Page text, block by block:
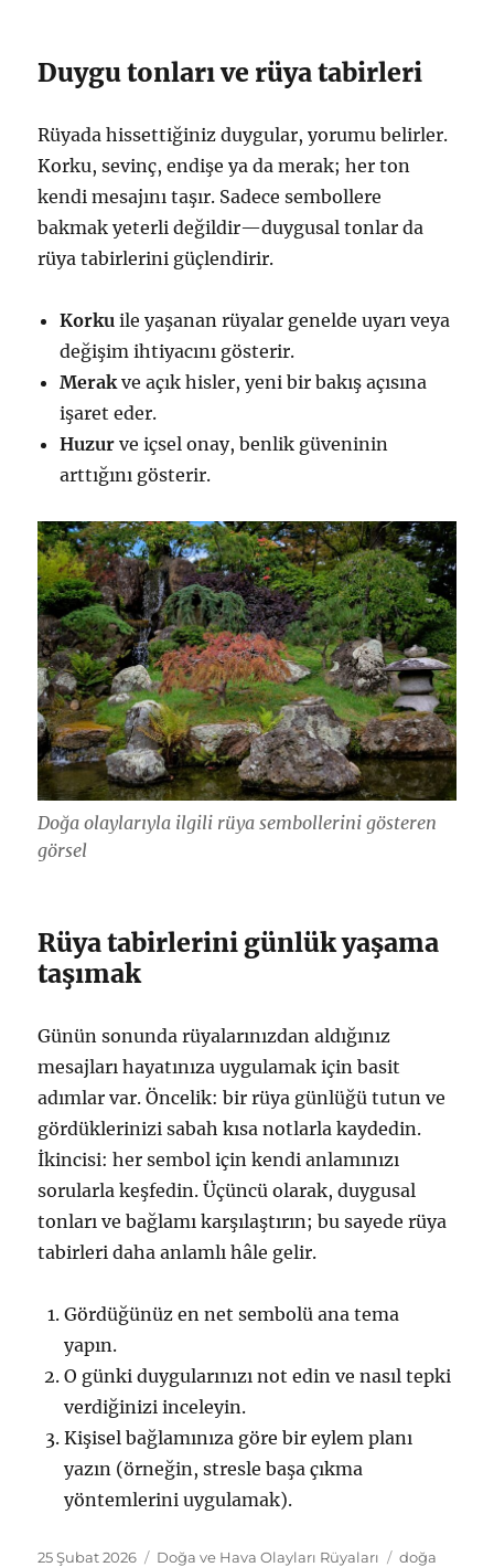
Duygu tonları ve rüya tabirleri
Rüyada hissettiğiniz duygular, yorumu belirler.
Korku, sevinç, endişe ya da merak; her ton
kendi mesajını taşır. Sadece sembollere
bakmak yeterli değildir—duygusal tonlar da
rüya tabirlerini güçlendirir.
Korku ile yaşanan rüyalar genelde uyarı veya
değişim ihtiyacını gösterir.
Merak ve açık hisler, yeni bir bakış açısına
işaret eder.
Huzur ve içsel onay, benlik güveninin
arttığını gösterir.
Doğa olaylarıyla ilgili rüya sembollerini gösteren
görsel
Rüya tabirlerini günlük yaşama
taşımak
Günün sonunda rüyalarınızdan aldığınız
mesajları hayatınıza uygulamak için basit
adımlar var. Öncelik: bir rüya günlüğü tutun ve
gördüklerinizi sabah kısa notlarla kaydedin.
İkincisi: her sembol için kendi anlamınızı
sorularla keşfedin. Üçüncü olarak, duygusal
tonları ve bağlamı karşılaştırın; bu sayede rüya
tabirleri daha anlamlı hâle gelir.
Gördüğünüz en net sembolü ana tema
yapın.
O günki duygularınızı not edin ve nasıl tepki
verdiğinizi inceleyin.
Kişisel bağlamınıza göre bir eylem planı
yazın (örneğin, stresle başa çıkma
yöntemlerini uygulamak).
Yayın
25 Şubat 2026 Kategoriler
Doğa ve Hava Olayları Rüyaları Etiketler
doğa